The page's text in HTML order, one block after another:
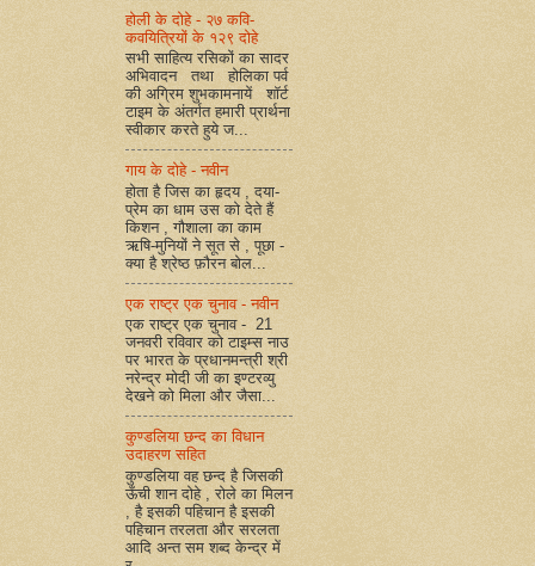
होली के दोहे - २७ कवि-
कवयित्रियों के १२९ दोहे
सभी साहित्य रसिकों का सादर
अभिवादन तथा होलिका पर्व
की अग्रिम शुभकामनायें शॉर्ट
टाइम के अंतर्गत हमारी प्रार्थना
स्वीकार करते हुये ज...
गाय के दोहे - नवीन
होता है जिस का हृदय , दया-
प्रेम का धाम उस को देते हैं
किशन , गौशाला का काम
ऋषि-मुनियों ने सूत से , पूछा -
क्या है श्रेष्ठ फ़ौरन बोल...
एक राष्ट्र एक चुनाव - नवीन
एक राष्ट्र एक चुनाव - 21
जनवरी रविवार को टाइम्स नाउ
पर भारत के प्रधानमन्त्री श्री
नरेन्द्र मोदी जी का इण्टरव्यु
देखने को मिला और जैसा...
कुण्डलिया छन्द का विधान
उदाहरण सहित
कुण्डलिया वह छन्द है जिसकी
ऊँची शान दोहे , रोले का मिलन
, है इसकी पहिचान है इसकी
पहिचान तरलता और सरलता
आदि अन्त सम शब्द केन्द्र में